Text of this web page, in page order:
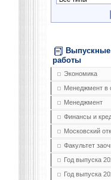
работы
Экономика
Менеджмент в
Менеджмент
Финансы и
Московский
Факультет
Год выпуска
Год выпуска